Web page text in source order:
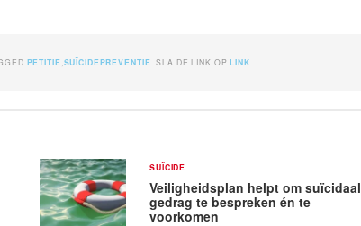
PETITIE SUÏCIDEPREVENTIE . SLA DE LINK OPLINK
SUÏCIDE
Veiligheidsplan helpt om suïcidaal
gedrag te bespreken én te
voorkomen